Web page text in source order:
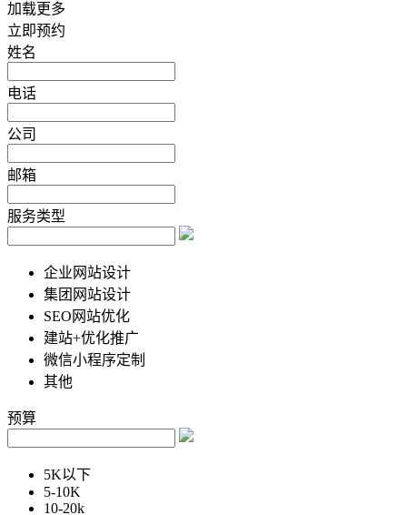
加载更多
立即预约
姓名
电话
公司
邮箱
服务类型
企业网站设计
集团网站设计
SEO网站优化
建站+优化推广
微信小程序定制
其他
预算
5K以下
5-10K
10-20k